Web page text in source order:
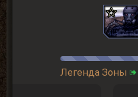
Легенда Зоны